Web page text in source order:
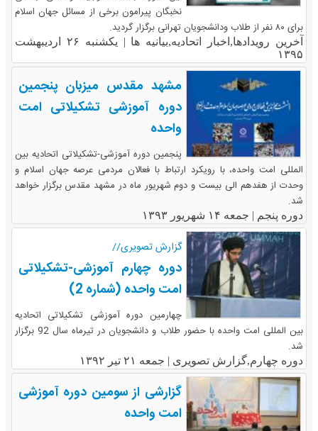
نخبگان پیرامون برخی از مسائل جهان اسلام
برای ۸۰ نفر از طلاب ودانشجویان تهرانی برگزار گردید.
آخرین رویدادها,اخبار اتحادیه,بیانیه ها |
یکشنبه ۲۶ اردیبهشت
۱۳۹۵
مشهد مقدس میزبان پنجمین
دوره آموزشی تشکیلاتی امت
واحده
پنجمین دوره آموزشی-تشکیلاتی اتحادیه بین
المللی امت واحده، با رویکرد ارتباط با فعالان مردمی عرصه جهان اسلام و
وحدت از هفدهم الی بیست و دوم شهریور ماه در مشهد مقدس برگزار خواهد
شد.
دوره پنجم | جمعه ۱۴ شهریور ۱۳۹۳
گزارش تصویری//
دوره چهارم آموزشی-تشکیلاتی
امت واحده (شماره 2)
چهارمین دوره آموزشی تشکیلاتی اتحادیه
بین المللی امت واحده با حضور طلاب و دانشجویان در تیرماه سال 92 برگزار
شد.
دوره چهارم,گزارش تصویری | جمعه ۲۱ تیر ۱۳۹۲
گزارشی از سومین دوره آموزشی
امت واحده